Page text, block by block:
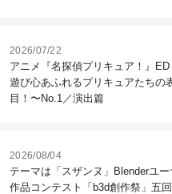
2026/07/22
アニメ『名探偵プリキュア！』ED
遊び心あふれるプリキュアたちの
目！〜No.1／演出篇
2026/08/04
テーマは「スザンヌ」Blenderユ
作品コンテスト「b3d創作祭」五